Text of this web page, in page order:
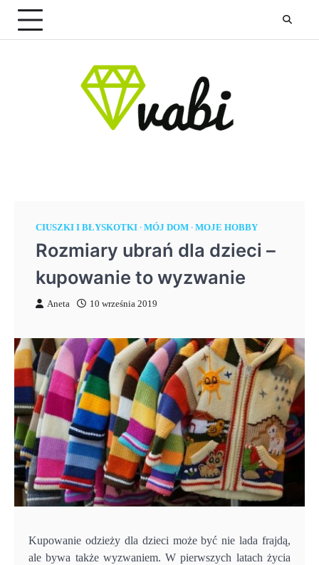
Skip
content
CIUSZKI I BŁYSKOTKI MÓJ DOM MOJE HOBBY
Rozmiary ubrań dla dzieci –
kupowanie to wyzwanie
Aneta 10 września 2019
Kupowanie odzieży dla dzieci może być nie lada frajdą,
ale bywa także wyzwaniem. W pierwszych latach życia